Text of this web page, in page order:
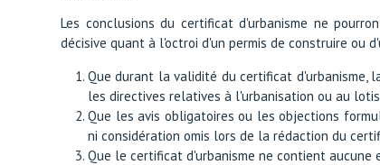
Guide
Les conclusions du certificat d'urbanisme ne
décisive quant à l'octroi d'un permis de construire ou
Que durant la validité du certificat d'urbanisme,
les directives relatives à l'urbanisation ou au
Que les avis obligatoires ou les objections
ni considération omis lors de la rédaction du
Que le certificat d'urbanisme ne contient aucune